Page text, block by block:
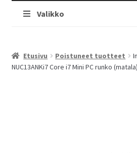
Valikko
Etusivu Poistuneet tuotteet
NUC13ANKi7 Core i7 Mini PC runko (matala)